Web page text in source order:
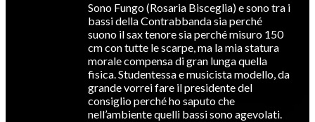
Sono Fungo (Rosaria Bisceglia) e sono tra i
bassi della Contrabbanda sia perché
suono il sax tenore sia perché misuro 150
cm con tutte le scarpe, ma la mia statura
morale compensa di gran lunga quella
fisica. Studentessa e musicista modello, da
grande vorrei fare il presidente del
consiglio perché ho saputo che
nell’ambiente quelli bassi sono agevolati.